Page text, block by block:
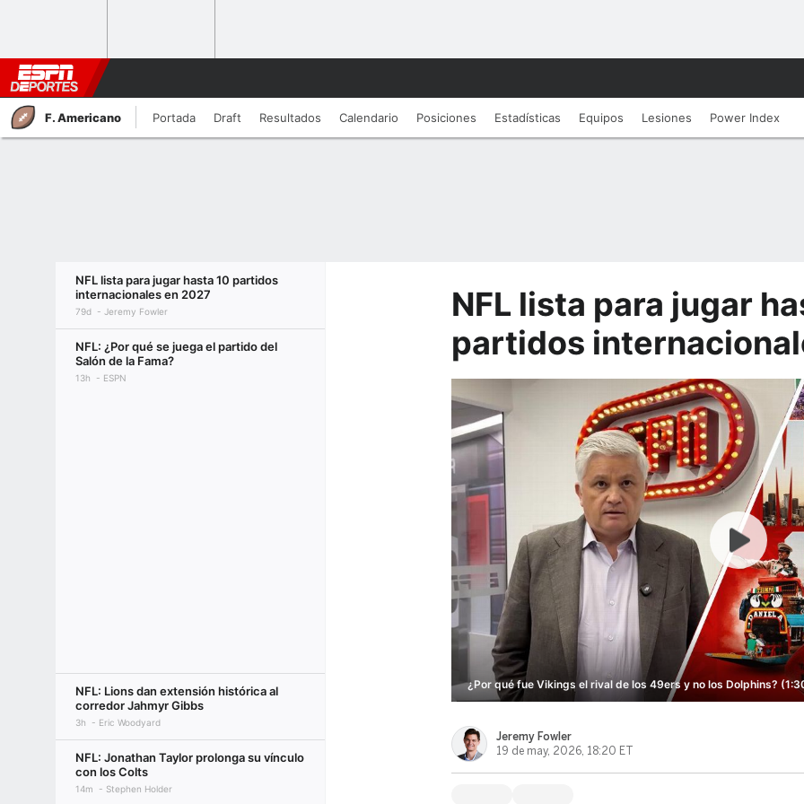
F. Americano Portada Draft Resultados Calendario Posiciones Estadísticas Equipos Lesiones Power Index
NFL lista para jugar hasta 10 partidos
internacionales en 2027
79d Jeremy Fowler
NFL: ¿Por qué se juega el partido del
Salón de la Fama?
13h ESPN
NFL: Lions dan extensión histórica al
corredor Jahmyr Gibbs
3h Eric Woodyard
NFL: Jonathan Taylor prolonga su vínculo
con los Colts
14m Stephen Holder
NFL lista para jugar
partidos
¿Por qué fue Vikings el rival de los 49ers y no los Dolphins?
Jeremy Fowler
19 de may, 2026, 18:20 ET